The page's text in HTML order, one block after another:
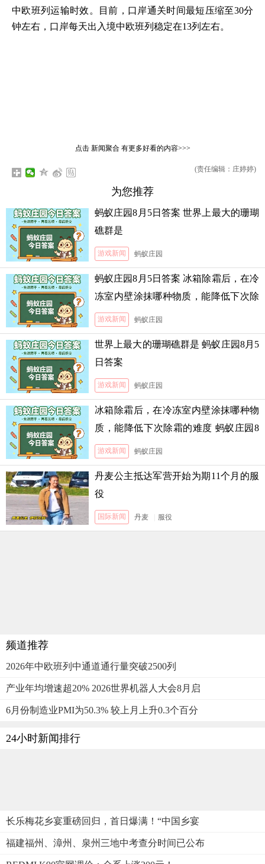
中欧班列运输时效。目前，口岸通关时间最短压缩至30分
钟左右，口岸每天出入境中欧班列稳定在13列左右。
点击 新闻聚合有更多好看的内容>>>
(责任编辑：庄婷婷)
为您推荐
蚂蚁庄园8月5日答案 世界上最大的珊瑚
礁群是
游戏新闻 蚂蚁庄园
蚂蚁庄园8月5日答案 冰箱除霜后，在冷
冻室内壁涂抹哪种物质，能降低下次除
霜的难度
游戏新闻 蚂蚁庄园
世界上最大的珊瑚礁群是 蚂蚁庄园8月5
日答案
游戏新闻 蚂蚁庄园
冰箱除霜后，在冷冻室内壁涂抹哪种物
质，能降低下次除霜的难度 蚂蚁庄园8
月5日答案
游戏新闻 蚂蚁庄园
丹麦公主抵达军营开始为期11个月的服
役
国际新闻 丹麦 服役
频道推荐
2026年中欧班列中通道通行量突破2500列
产业年均增速超20% 2026世界机器人大会8月启
6月份制造业PMI为50.3% 较上月上升0.3个百分
24小时新闻排行
长乐梅花乡宴重磅回归，首日爆满！“中国乡宴
福建福州、漳州、泉州三地中考查分时间已公布